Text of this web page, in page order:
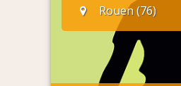
Rouen (76)